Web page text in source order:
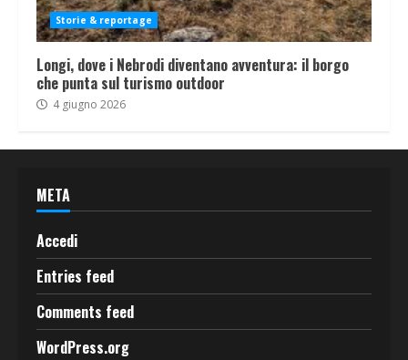
Storie & reportage
Longi, dove i Nebrodi diventano avventura: il borgo
che punta sul turismo outdoor
4 giugno 2026
META
Accedi
Entries feed
Comments feed
WordPress.org